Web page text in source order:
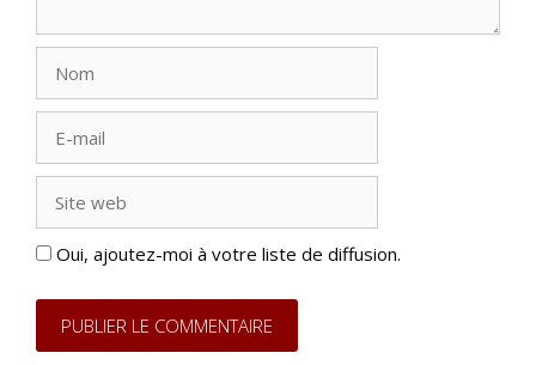
mail
web
Oui, ajoutez-moi à votre liste de diffusion.